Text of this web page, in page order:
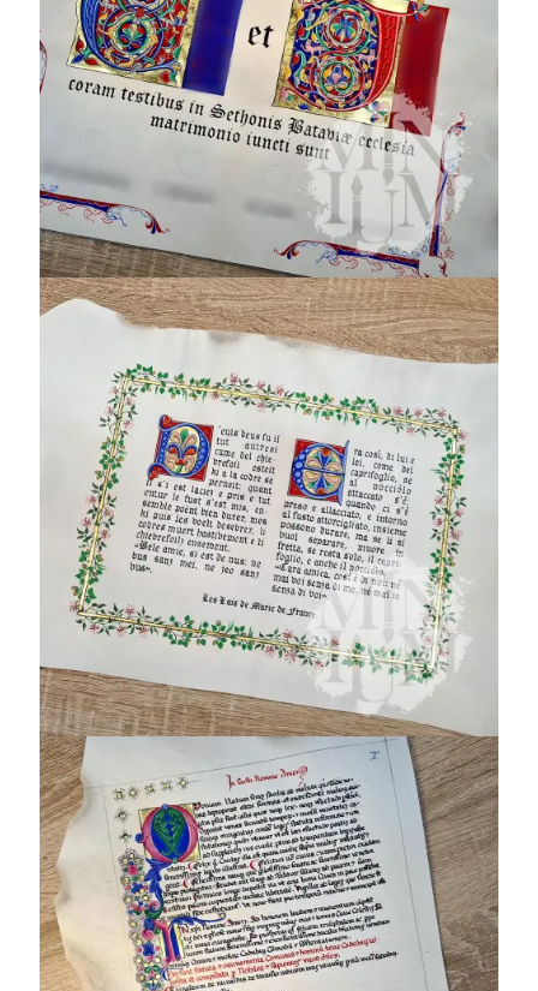
Les lais de Marie de
France
Statuto del Cadore
– TLA, Handschrift
4, Bl. 1 (1465)